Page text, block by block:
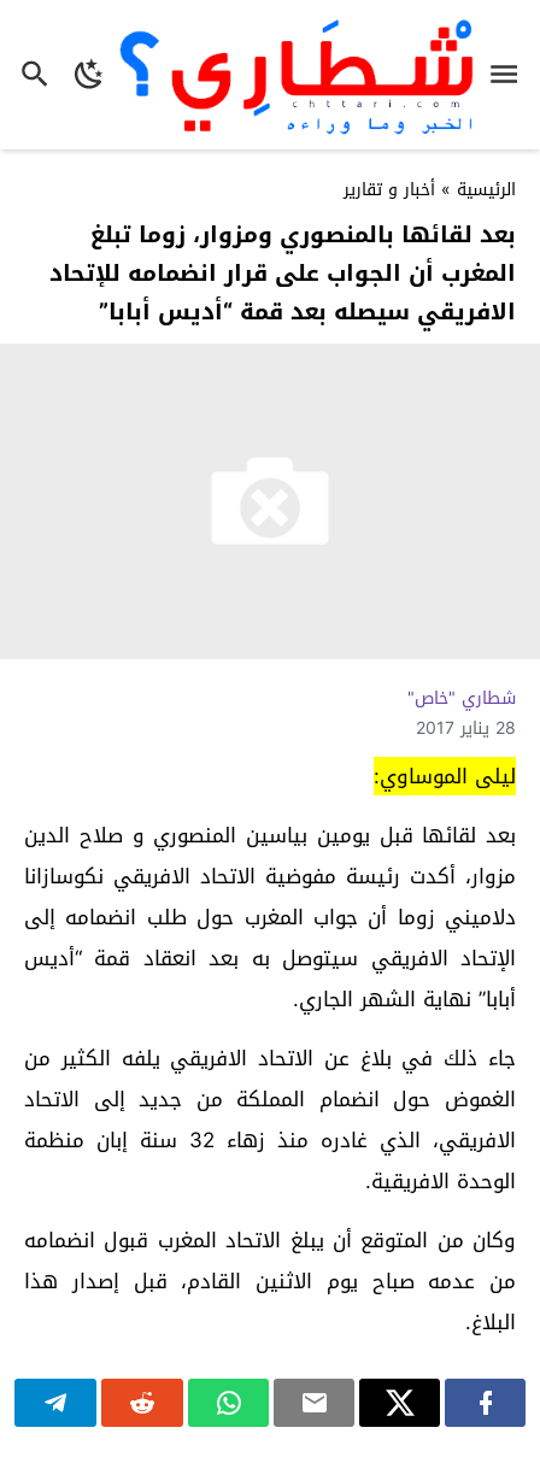
الرئيسية » أخبار و تقارير
بعد لقائها بالمنصوري ومزوار، زوما تبلغ
المغرب أن الجواب على قرار انضمامه للإتحاد
الافريقي سيصله بعد قمة “أديس أبابا”
شطاري "خاص"
28 يناير 2017
ليلى الموساوي:
بعد لقائها قبل يومين بياسين المنصوري و صلاح الدين
مزوار، أكدت رئيسة مفوضية الاتحاد الافريقي نكوسازانا
دلاميني زوما أن جواب المغرب حول طلب انضمامه إلى
الإتحاد الافريقي سيتوصل به بعد انعقاد قمة “أديس
أبابا” نهاية الشهر الجاري.
جاء ذلك في بلاغ عن الاتحاد الافريقي يلفه الكثير من
الغموض حول انضمام المملكة من جديد إلى الاتحاد
الافريقي، الذي غادره منذ زهاء 32 سنة إبان منظمة
الوحدة الافريقية.
وكان من المتوقع أن يبلغ الاتحاد المغرب قبول انضمامه
من عدمه صباح يوم الاثنين القادم، قبل إصدار هذا
البلاغ.